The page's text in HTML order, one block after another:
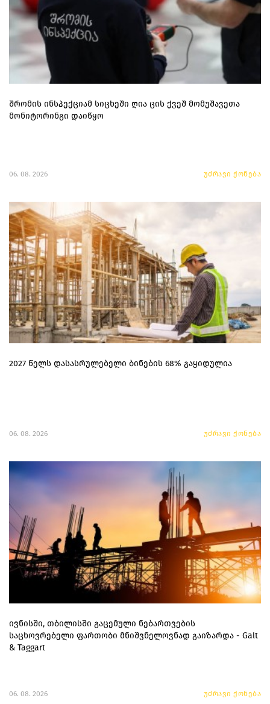
შრომის ინსპექციამ სიცხეში ღია ცის ქვეშ მომუშავეთა
მონიტორინგი დაიწყო
06. 08. 2026 უძრავი ქონება
2027 წელს დასასრულებელი ბინების 68% გაყიდულია
06. 08. 2026 უძრავი ქონება
ივნისში, თბილისში გაცემული ნებართვების
საცხოვრებელი ფართობი მნიშვნელოვნად გაიზარდა - Galt
& Taggart
06. 08. 2026 უძრავი ქონება